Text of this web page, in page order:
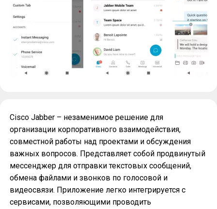
Cisco Jabber – незаменимое решение для
организации корпоративного взаимодействия,
совместной работы над проектами и обсуждения
важных вопросов. Представляет собой продвинутый
мессенджер для отправки текстовых сообщений,
обмена файлами и звонков по голосовой и
видеосвязи. Приложение легко интегрируется с
сервисами, позволяющими проводить